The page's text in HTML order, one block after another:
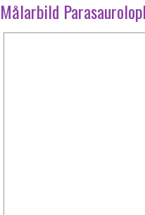
Målarbild